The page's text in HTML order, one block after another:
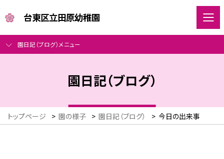
台東区立田原幼稚園
園日記（ブログ）メニュー
園日記（ブログ）
トップページ > 園の様子 > 園日記（ブログ） > 今日の出来事